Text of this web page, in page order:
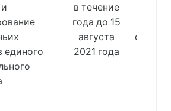
единого
в течение
года до 15
августа
2021 года